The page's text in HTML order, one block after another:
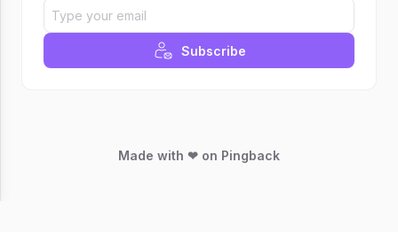
Subscribe
Made with ❤ on Pingback